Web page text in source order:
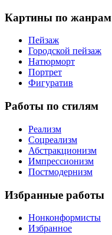
Картины по жанрам
Пейзаж
Городской пейзаж
Натюрморт
Портрет
Фигуратив
Работы по стилям
Реализм
Соцреализм
Абстракционизм
Импрессионизм
Постмодернизм
Избранные работы
Нонконформисты
Избранное